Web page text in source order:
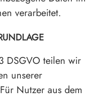
verarbeitet.
DSGVO teilen wir
unserer
Nutzer aus dem